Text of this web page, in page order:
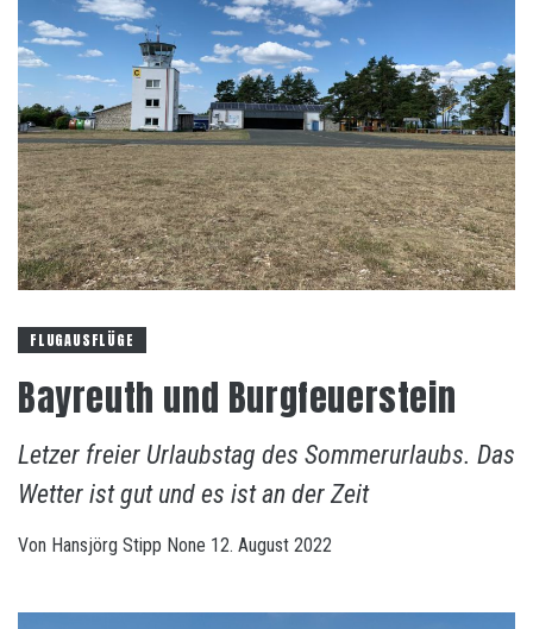
FLUGAUSFLÜGE
Bayreuth und Burgfeuerstein
Letzer freier Urlaubstag des Sommerurlaubs. Das
Wetter ist gut und es ist an der Zeit
Von Hansjörg Stipp None 12. August 2022